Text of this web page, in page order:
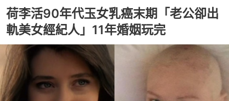
荷李活90年代玉女乳癌末期「老公卻出
軌美女經紀人」11年婚姻玩完